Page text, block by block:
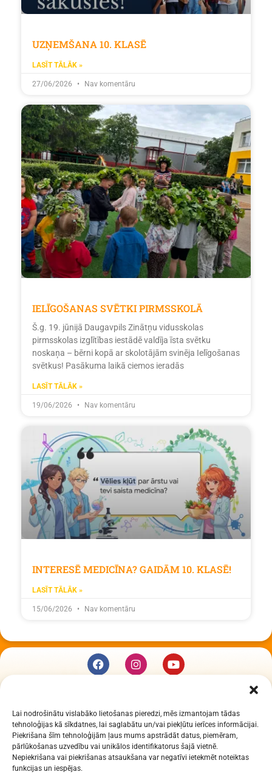
Lai nodrošinātu vislabāko lietošanas pieredzi, mēs izmantojam tādas
tehnoloģijas kā sīkdatnes, lai saglabātu un/vai piekļūtu ierīces informācijai.
Piekrišana šīm tehnoloģijām ļaus mums apstrādāt datus, piemēram,
pārlūkošanas uzvedību vai unikālos identifikatorus šajā vietnē.
Nepiekrišana vai piekrišanas atsaukšana var negatīvi ietekmēt noteiktas
funkcijas un iespējas.
UZŅEMŠANA 10. KLASĒ
LASĪT TĀLĀK »
27/06/2026 Nav komentāru
IELĪGOŠANAS SVĒTKI PIRMSSKOLĀ
Š.g. 19. jūnijā Daugavpils Zinātņu vidusskolas
pirmsskolas izglītības iestādē valdīja īsta svētku
noskaņa – bērni kopā ar skolotājām svinēja Ielīgošanas
svētkus! Pasākuma laikā ciemos ieradās
LASĪT TĀLĀK »
19/06/2026 Nav komentāru
INTERESĒ MEDICĪNA? GAIDĀM 10. KLASĒ!
LASĪT TĀLĀK »
15/06/2026 Nav komentāru
Daugavpils Zinātņu vidusskola
Raiņa iela 30, Daugavpils, LV-5401
Reģ. Nr. 2713903513 (IZM)
Daugavpils valstspilsētas pašvaldība 90000077325